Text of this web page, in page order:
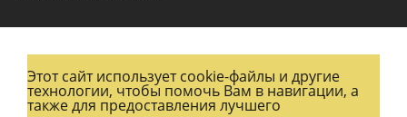
Этот сайт использует cookie-файлы и другие
технологии, чтобы помочь Вам в навигации, а
также для предоставления лучшего